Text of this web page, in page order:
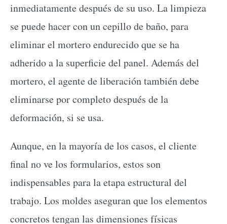
inmediatamente después de su uso. La limpieza
se puede hacer con un cepillo de baño, para
eliminar el mortero endurecido que se ha
adherido a la superficie del panel. Además del
mortero, el agente de liberación también debe
eliminarse por completo después de la
deformación, si se usa.
Aunque, en la mayoría de los casos, el cliente
final no ve los formularios, estos son
indispensables para la etapa estructural del
trabajo. Los moldes aseguran que los elementos
concretos tengan las dimensiones físicas